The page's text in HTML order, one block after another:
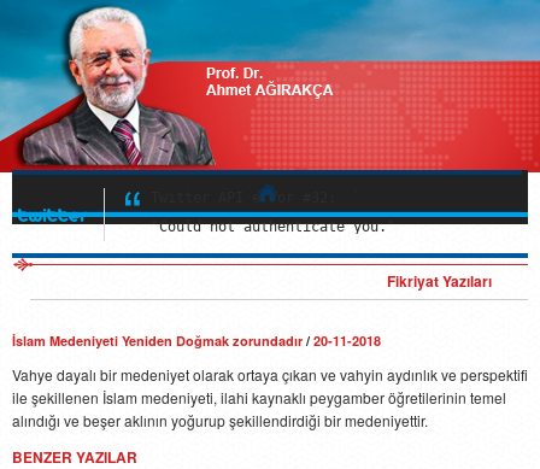
İletişim
Twitter API error #32:
"Could not authenticate you."
Twitter API error #32:
"Could not authenticate you."
"Could not authenticate you."Fikriyat Yazıları
İslam Medeniyeti Yeniden Doğmak zorundadır / 20-11-2018
Vahye dayalı bir medeniyet olarak ortaya çıkan ve vahyin aydınlık ve perspektifi
ile şekillenen İslam medeniyeti, ilahi kaynaklı peygamber öğretilerinin temel
alındığı ve beşer aklının yoğurup şekillendirdiği bir medeniyettir.
BENZER YAZILAR